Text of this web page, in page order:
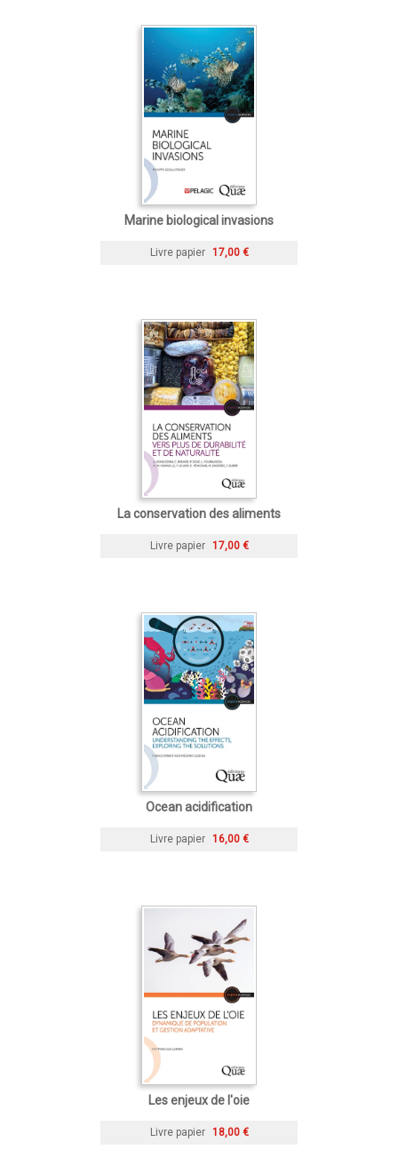
Marine biological invasions
Livre papier 17,00 €
La conservation des aliments
Livre papier 17,00 €
Ocean acidification
Livre papier 16,00 €
Les enjeux de l'oie
Livre papier 18,00 €